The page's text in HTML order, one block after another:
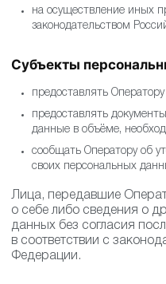
своих прав;
Субъекты
предоставлять
предоставлять
данные в объёме,
изменении) своих
Лица, передавшие
сведения о себе либо
персональных данных без